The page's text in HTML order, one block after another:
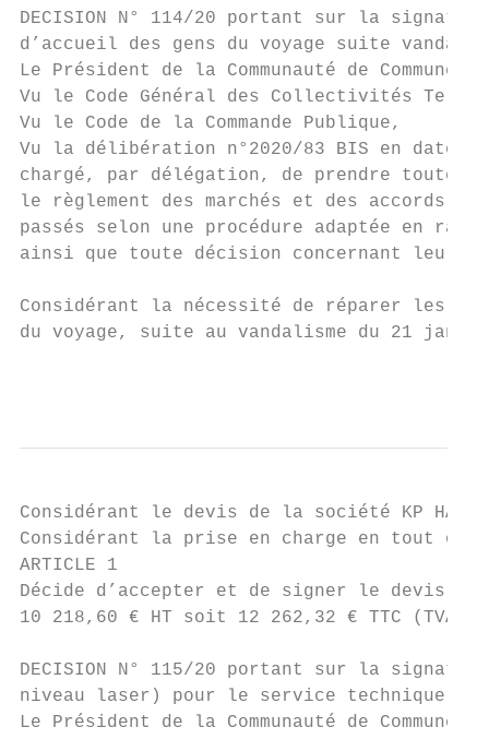
DECISION N° 114/20 portant sur la
d’accueil des gens du voyage suite
Le Président de la Communauté de Communes
Vu le Code Général des Collectivités
Vu le Code de la Commande Publique,
Vu la délibération n°2020/83 BIS en date
chargé, par délégation, de prendre
le règlement des marchés et des accords-
passés selon une procédure adaptée en
ainsi que toute décision concernant leurs
Considérant la nécessité de réparer les
du voyage, suite au vandalisme du 21
Considérant le devis de la société KP
Considérant la prise en charge en tout ou
ARTICLE 1
Décide d’accepter et de signer le devis n°
10 218,60 € HT soit 12 262,32 € TTC (TVA
DECISION N° 115/20 portant sur la
niveau laser) pour le service technique de
Le Président de la Communauté de Communes